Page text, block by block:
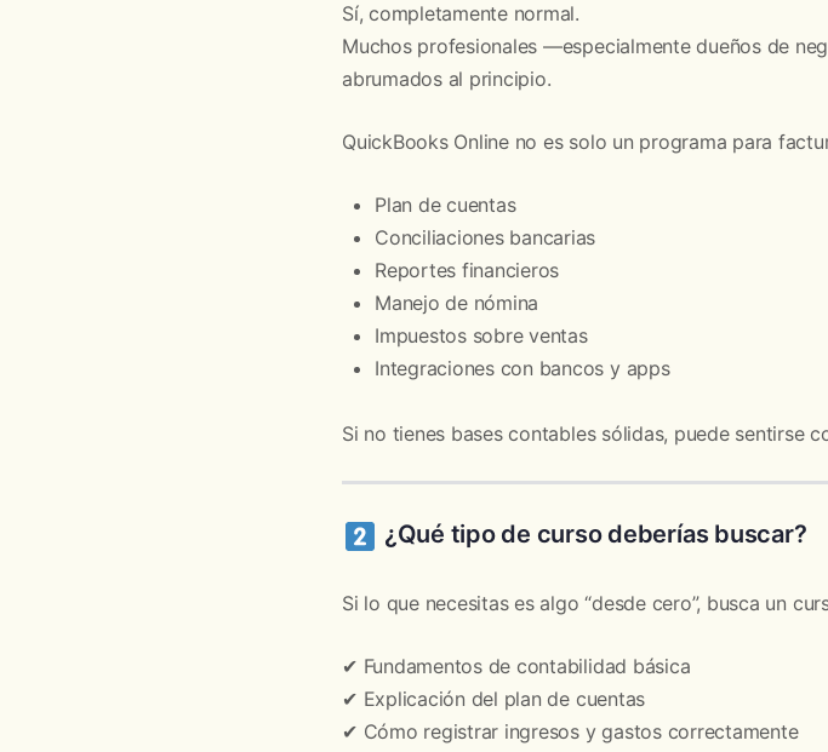
Sí, completamente normal.
Muchos profesionales —especialmente dueños de
abrumados al principio.
QuickBooks Online no es solo un programa para
Plan de cuentas
Conciliaciones bancarias
Reportes financieros
Manejo de nómina
Impuestos sobre ventas
Integraciones con bancos y apps
Si no tienes bases contables sólidas, puede sentirse
¿Qué tipo de curso deberías buscar?
Si lo que necesitas es algo “desde cero”, busca un
✔ Fundamentos de contabilidad básica
✔ Explicación del plan de cuentas
✔ Cómo registrar ingresos y gastos correctamente